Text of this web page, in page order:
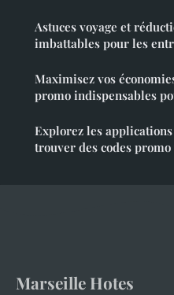
Astuces voyage et
imbattables pour les
Maximisez vos
promo indispensables
Explorez les
trouver des codes
Marseille Hotes